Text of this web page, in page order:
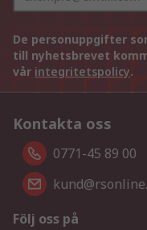
De personuppgifter
till nyhetsbrevet
vår integritetspolicy.
Kontakta oss
0771-45 89 00
Följ oss på